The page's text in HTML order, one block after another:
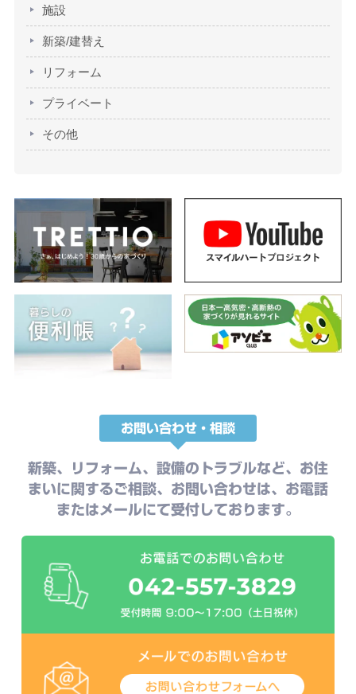
施設
新築/建替え
リフォーム
プライベート
その他
お問い合わせ・相談
新築、リフォーム、設備のトラブルなど、お住
まいに関するご相談、お問い合わせは、お電話
またはメールにて受付しております。